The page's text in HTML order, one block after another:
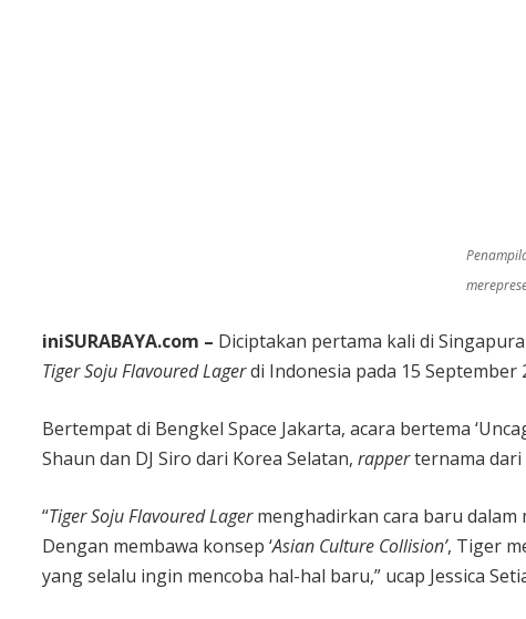
iniSURABAYA.com – Diciptakan pertama kali di
Tiger Soju Flavoured Lagerdi Indonesia pada 15 September
Bertempat di Bengkel Space Jakarta, acara bertema
Shaun dan DJ Siro dari Korea Selatan, rapperternama dari
“Tiger Soju Flavoured Lagermenghadirkan cara baru
Dengan membawa konsep ‘Asian Culture Collision’, Tiger
yang selalu ingin mencoba hal-hal baru,” ucap Jessica